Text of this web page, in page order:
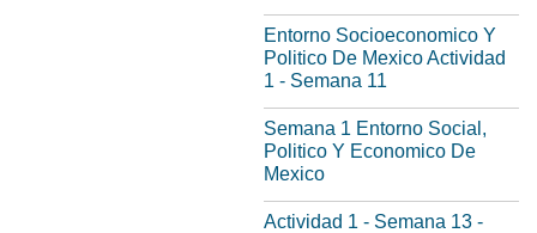
Entorno Socioeconomico Y
Politico De Mexico Actividad
1 - Semana 11
Semana 1 Entorno Social,
Politico Y Economico De
Mexico
Actividad 1 - Semana 13 -